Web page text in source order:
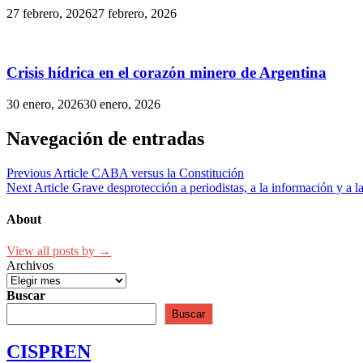
27 febrero, 202627 febrero, 2026
Crisis hídrica en el corazón minero de Argentina
30 enero, 202630 enero, 2026
Navegación de entradas
Previous Article CABA versus la Constitución
Next Article Grave desprotección a periodistas, a la información y a
About
View all posts by →
Archivos
Buscar
Buscar
CISPREN